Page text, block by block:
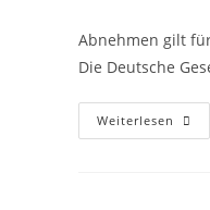
Abnehmen gilt
Die Deutsche
Weiterlesen